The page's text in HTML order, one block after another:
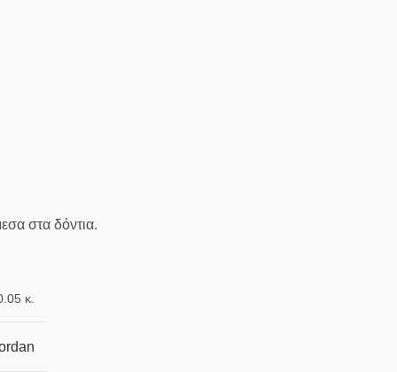
στα δόντια.
κ.